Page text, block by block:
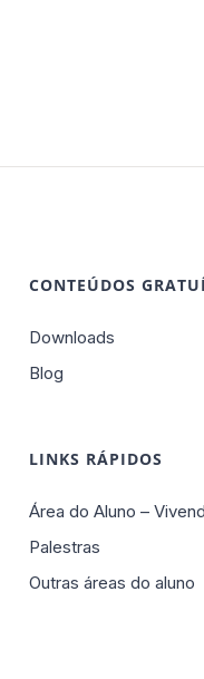
CONTEÚDOS
Downloads
Blog
LINKS RÁPIDOS
Área do Aluno –
Palestras
Outras áreas do aluno